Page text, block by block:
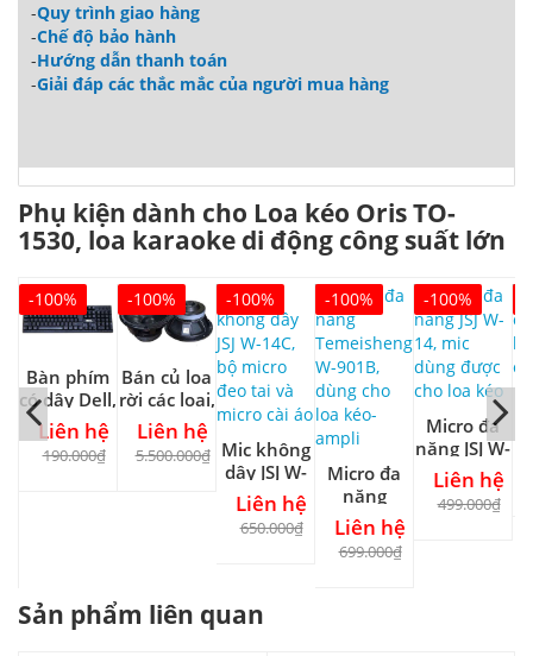
-Quy trình giao hàng
-Chế độ bảo hành
-Hướng dẫn thanh toán
-Giải đáp các thắc mắc của người mua hàng
Phụ kiện dành cho Loa kéo Oris TO-
1530, loa karaoke di động công suất lớn
-100%
Bàn phím
có dây Dell,
keyboard
dùng cho
máy tính
Liên hệ
190.000₫
-100%
Bán củ loa
rời các loại,
dùng thay
thế - nâng
cấp - ráp
Liên hệ
5.500.000₫
-100%
Mic không
dây JSJ W-
14C, bộ
micro đeo
tai và
Liên hệ
650.000₫
-100%
Micro đa
năng
Temeisheng
W-901B,
dùng cho
Liên hệ
699.000₫
-100%
Micro đa
năng JSJ W-
14, mic
dùng được
cho loa
Liên hệ
499.000₫
Sản phẩm liên quan